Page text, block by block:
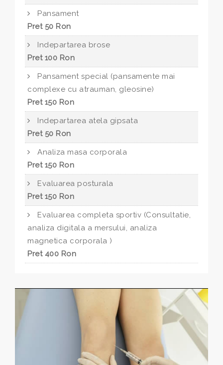
Pansament
Pret 50 Ron
Indepartarea brose
Pret 100 Ron
Pansament special (pansamente mai
complexe cu atrauman, gleosine)
Pret 150 Ron
Indepartarea atela gipsata
Pret 50 Ron
Analiza masa corporala
Pret 150 Ron
Evaluarea posturala
Pret 150 Ron
Evaluarea completa sportiv (Consultatie,
analiza digitala a mersului, analiza
magnetica corporala )
Pret 400 Ron